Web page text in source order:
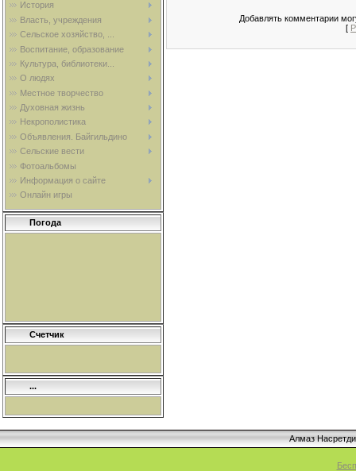
История
Власть, учреждения
Сельское хозяйство, ...
Воспитание, образование
Культура, библиотеки...
О людях
Местное творчество
Духовная жизнь
Некрополистика
Объявления. Байгильдино
Сельские вести
Фотоальбомы
Информация о сайте
Онлайн игры
Погода
Счетчик
...
Добавлять комментарии
[
Алмаз